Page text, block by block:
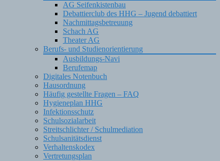
AG Seifenkistenbau
Debattierclub des HHG – Jugend debattiert
Nachmittagsbetreuung
Schach AG
Theater AG
Berufs- und Studienorientierung
Ausbildungs-Navi
Berufemap
Digitales Notenbuch
Hausordnung
Häufig gestellte Fragen – FAQ
Hygieneplan HHG
Infektionsschutz
Schulsozialarbeit
Streitschlichter / Schulmediation
Schulsanitätsdienst
Verhaltenskodex
Vertretungsplan